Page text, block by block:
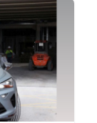
يورو، مع
إلى 8
هذه الأرقام
مهاراته